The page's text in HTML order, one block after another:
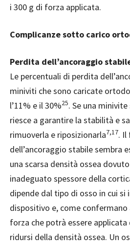
i 300 g di forza applicata.
Complicanze sotto carico
Perdita dell’ancoraggio
Le percentuali di perdita
miniviti che sono caricate
l’11% e il 30%25. Se una
riesce a garantire la stabilità e
rimuoverla e riposizionarla7,17. Il
dell’ancoraggio stabile sembra
una scarsa densità ossea
inadeguato spessore della
dipende dal tipo di osso in cui si
dispositivo e, come confermano
forza che potrà essere applicata
ridursi della densità ossea. Un